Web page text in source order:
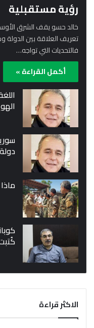
رؤية مستقبلية
خالد حسو يقف الشرق
تعريف العلاقة بين الدولة
فالتحديات التي تواجه…
أكمل القراءة »
الاكثر قراءة